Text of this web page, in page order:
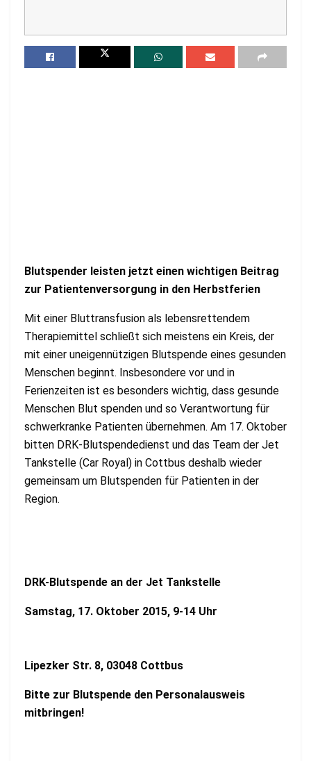
Blutspender leisten jetzt einen wichtigen Beitrag
zur Patientenversorgung in den Herbstferien
Mit einer Bluttransfusion als lebensrettendem
Therapiemittel schließt sich meistens ein Kreis, der
mit einer uneigennützigen Blutspende eines gesunden
Menschen beginnt. Insbesondere vor und in
Ferienzeiten ist es besonders wichtig, dass gesunde
Menschen Blut spenden und so Verantwortung für
schwerkranke Patienten übernehmen. Am 17. Oktober
bitten DRK-Blutspendedienst und das Team der Jet
Tankstelle (Car Royal) in Cottbus deshalb wieder
gemeinsam um Blutspenden für Patienten in der
Region.
DRK-Blutspende an der Jet Tankstelle
Samstag, 17. Oktober 2015, 9-14 Uhr
Lipezker Str. 8, 03048 Cottbus
Bitte zur Blutspende den Personalausweis
mitbringen!